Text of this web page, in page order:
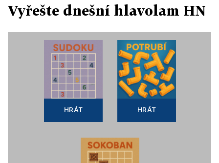
Vyřešte dnešní hlavolam HN
HRÁT HRÁT